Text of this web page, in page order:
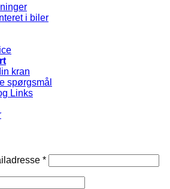
i biler
kran
spørgsmål
Links
*